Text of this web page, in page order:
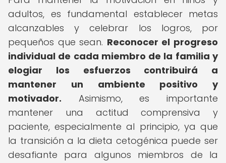
adultos, es fundamental establecer metas
alcanzables y celebrar los logros, por
pequeños que sean. Reconocer el progreso
individual de cada miembro de la familia y
elogiar los esfuerzos contribuirá a
mantener un ambiente positivo y
motivador. Asimismo, es importante
mantener una actitud comprensiva y
paciente, especialmente al principio, ya que
la transición a la dieta cetogénica puede ser
desafiante para algunos miembros de la